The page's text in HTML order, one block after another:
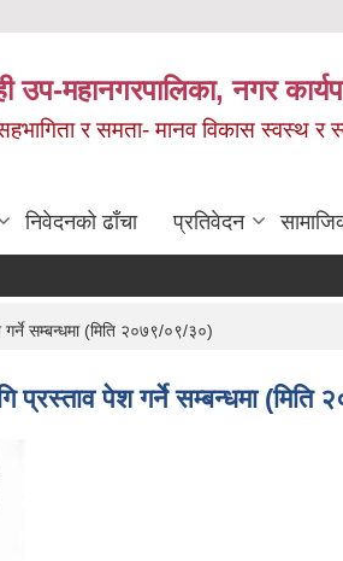
उप-महानगरपालिका, नगर
र समता- मानव विकास स्वस्थ र
निवेदनको ढाँचा प्रतिवेदन
सम्बन्धमा (मिति २०७९/०९/३०)
प्रस्ताव पेश गर्ने सम्बन्धमा